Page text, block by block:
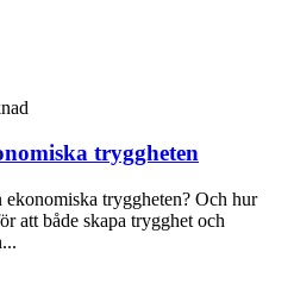
tryggheten
ekonomiska tryggheten? Och hur
att både skapa trygghet och